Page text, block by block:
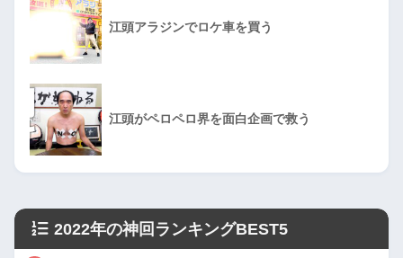
江頭アラジンでロケ車を買う
江頭がペロペロ界を面白企画で救う
2022年の神回ランキングBEST5